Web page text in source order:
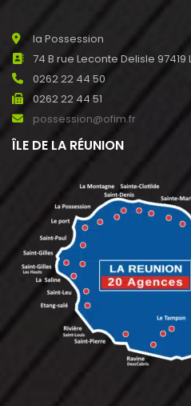
la Possession
74 B rue Leconte Delisle 97419
0262 22 44 50
0262 22 44 51
possession@ofim.fr
ÎLE DE LA RÉUNION